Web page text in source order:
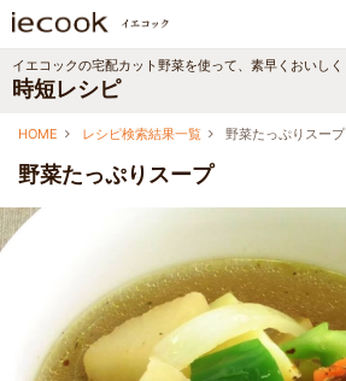
イエコックの宅配カット野菜を使って、素早くおいしく
時短レシピ
HOME レシピ検索結果一覧 野菜たっぷりスープ
野菜たっぷりスープ